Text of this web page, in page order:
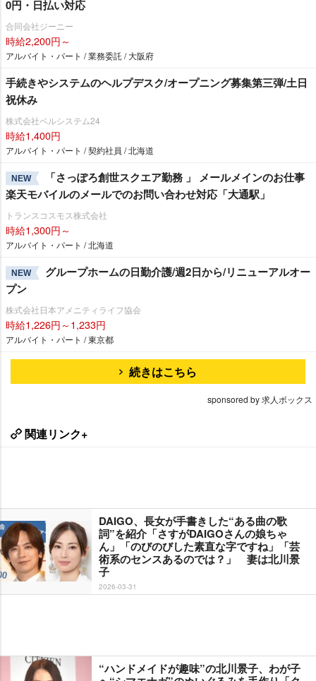
0円・日払い対応
合同会社ジーニー
時給2,200円～
アルバイト・パート / 業務委託 / 大阪府
手続きやシステムのヘルプデスク/オープニング募集第三弾/土日
祝休み
株式会社ベルシステム24
時給1,400円
アルバイト・パート / 契約社員 / 北海道
NEW
「さっぽろ創世スクエア勤務 」 メールメインのお仕事
楽天モバイルのメールでのお問い合わせ対応「大通駅」
トランスコスモス株式会社
時給1,300円～
アルバイト・パート / 北海道
NEW
グループホームの日勤介護/週2日から/リニューアルオー
プン
株式会社日本アメニティライフ協会
時給1,226円～1,233円
アルバイト・パート / 東京都
続きはこちら
sponsored by 求人ボックス
関連リンク+
DAIGO、長女が手書きした“ある曲の歌
詞”を紹介「さすがDAIGOさんの娘ちゃ
ん」「のびのびした素直な字ですね」「芸
術系のセンスあるのでは？」 妻は北川景
子
2026-03-31
“ハンドメイドが趣味”の北川景子、わが子